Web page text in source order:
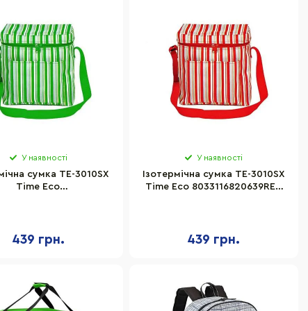
У наявності
сумка TE-3010SX
Time Eco
439 грн.
У наявності
Ізотермічна сумка TE-3010SX
Time Eco 8033116820639RED
439 грн.